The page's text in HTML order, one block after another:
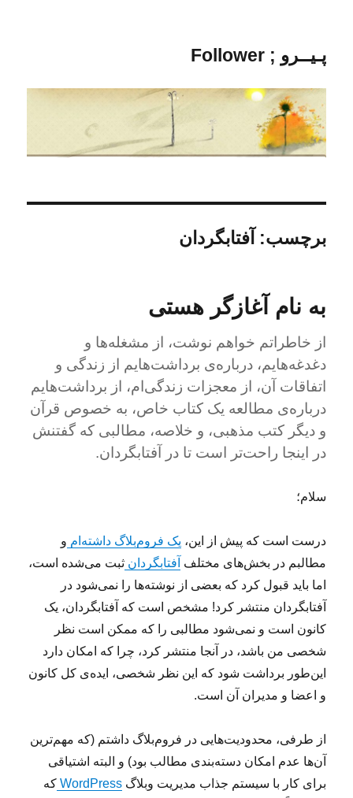
پـیــرو ; Follower
برچسب: آفتابگردان
به نام آغازگر هستی
از خاطراتم خواهم نوشت، از مشغله‌ها و
دغدغه‌هایم، درباره‌ی برداشت‌هایم از زندگی و
اتفاقات آن، از معجزات زندگی‌ام، از برداشت‌هایم
درباره‌ی مطالعه یک کتاب خاص، به خصوص قرآن
و دیگر کتب مذهبی، و خلاصه، مطالبی که گفتنش
در اینجا راحت‌تر است تا در آفتابگردان.
سلام؛
درست است که پیش از این، یک فروم‌بلاگ داشته‌ام و
مطالبم در بخش‌های مختلف آفتابگردانثبت می‌شده است،
اما باید قبول کرد که بعضی از نوشته‌ها را نمی‌شود در
آفتابگردان منتشر کرد! مشخص است که آفتابگردان، یک
کانون است و نمی‌شود مطالبی را که ممکن است نظر
شخصی من باشد، در آنجا منتشر کرد، چرا که امکان دارد
این‌طور برداشت شود که این نظر شخصی، ایده‌ی کل کانون
و اعضا و مدیران آن است.
از طرفی، محدودیت‌هایی در فروم‌بلاگ داشتم (که مهم‌ترین
آن‌ها عدم امکان دسته‌بندی مطالب بود) و البته اشتیاقی
برای کار با سیستم جذاب مدیریت وبلاگWordPress که